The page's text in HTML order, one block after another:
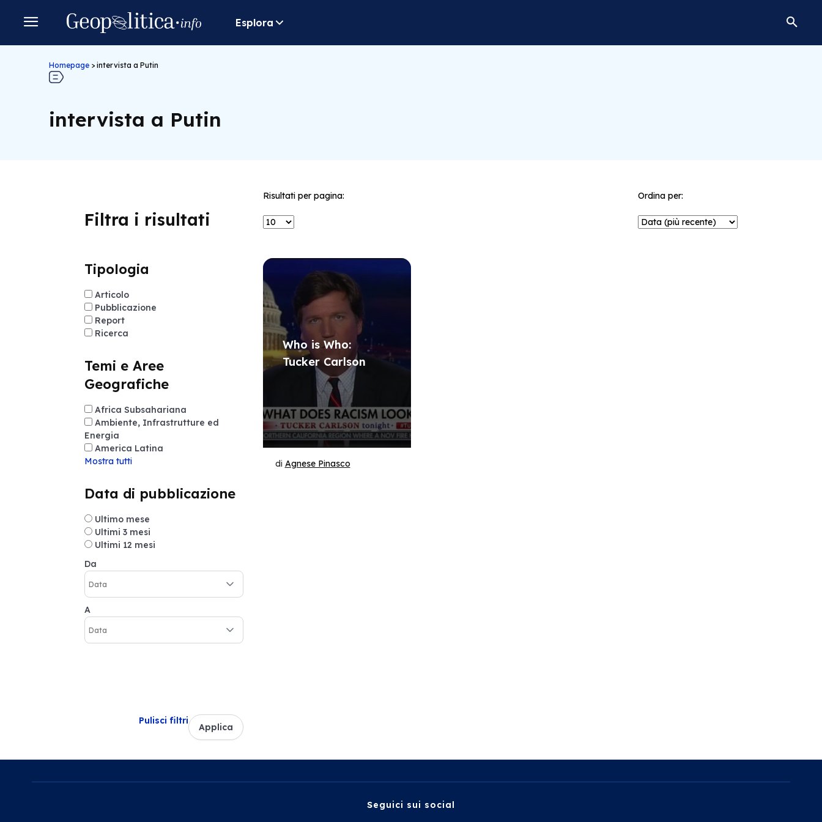
Esplora
Homepage > intervista a Putin
intervista a Putin
Filtra i risultati
Tipologia
Articolo
Pubblicazione
Report
Ricerca
Temi e Aree
Geografiche
Africa Subsahariana
Ambiente, Infrastrutture ed
Energia
America Latina
Mostra tutti
Data di pubblicazione
Ultimo mese
Ultimi 3 mesi
Ultimi 12 mesi
Da
A
Pulisci filtri
Applica
Risultati per pagina: Ordina per:
Who is Who:
Tucker Carlson
di Agnese Pinasco
Seguici sui social